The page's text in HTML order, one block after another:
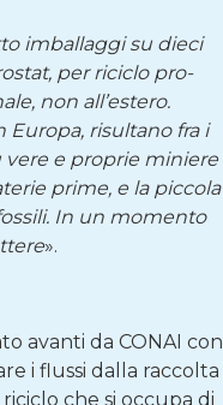
imballaggi su dieci
per riciclo pro-
non all’estero.
Europa, risultano fra i
vere e proprie miniere
prime, e la piccola
In un momento
».
avanti da CONAI con
i flussi dalla raccolta
che si occupa di